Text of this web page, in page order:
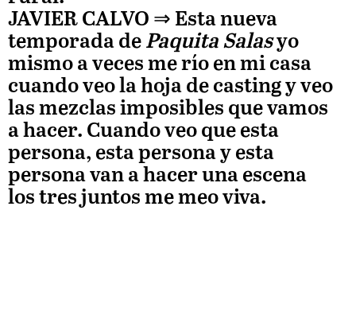
JAVIER CALVO ⇒ Esta nueva
temporada de Paquita Salasyo
mismo a veces me río en mi casa
cuando veo la hoja de casting y veo
las mezclas imposibles que vamos
a hacer. Cuando veo que esta
persona, esta persona y esta
persona van a hacer una escena
los tres juntos me meo viva.